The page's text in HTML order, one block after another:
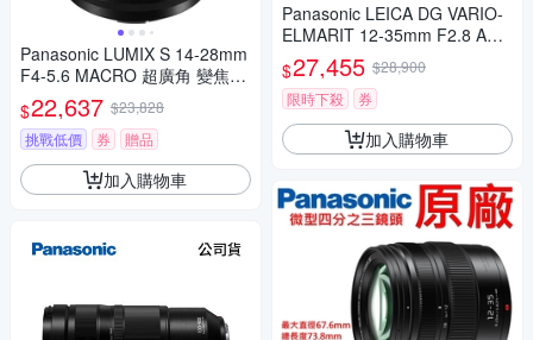
Panasonic LUMIX S 14-28mm
F4-5.6 MACRO 超廣角 變焦鏡
頭 公司貨 S-R1428
$22,637 $23,828
挑戰低價
券 贈品
加入購物車
Panasonic LEICA DG VARIO-
ELMARIT 12-35mm F2.8 ASP
H.POWER O.I.S. 變焦鏡頭 公
司貨 H-ES12035
$27,455 $28,900
限時下殺
券
加入購物車